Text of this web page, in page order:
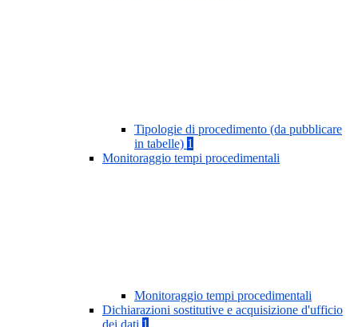
Tipologie di procedimento (da pubblicare
in tabelle) 1
Monitoraggio tempi procedimentali
Monitoraggio tempi procedimentali
Dichiarazioni sostitutive e acquisizione d'ufficio